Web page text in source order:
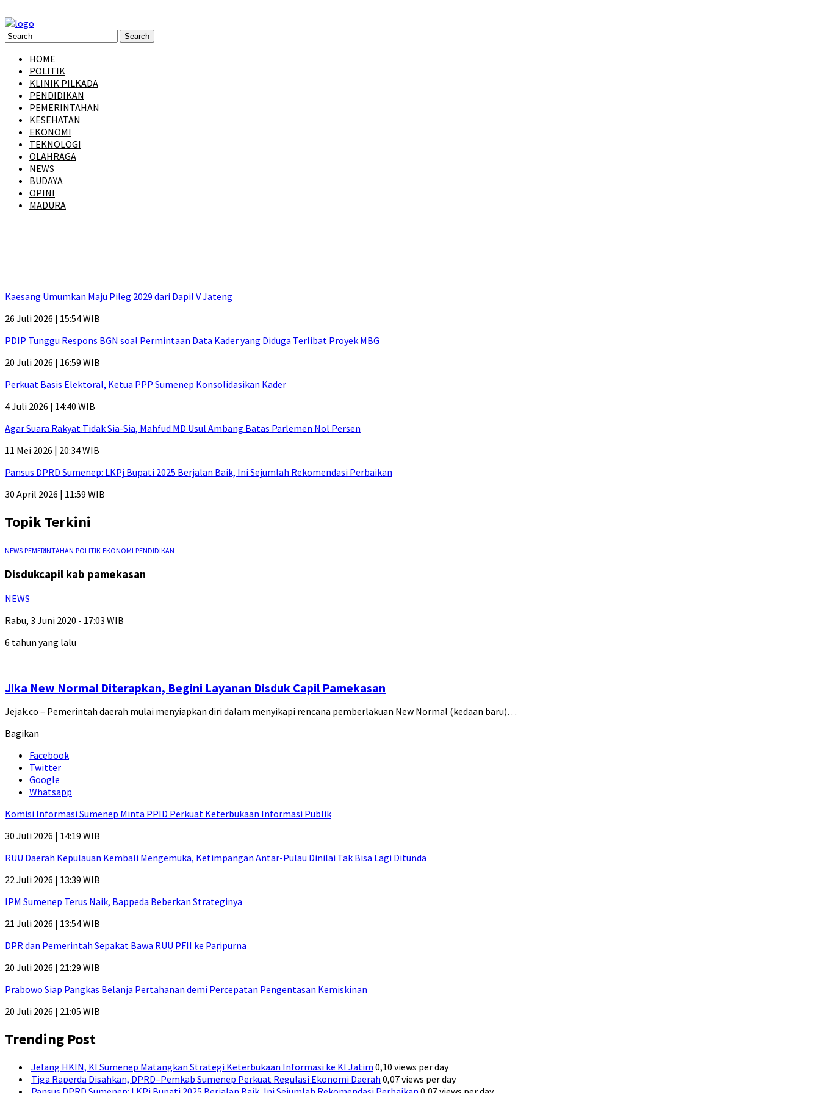
HOME
POLITIK
KLINIK PILKADA
PENDIDIKAN
PEMERINTAHAN
KESEHATAN
EKONOMI
TEKNOLOGI
OLAHRAGA
NEWS
BUDAYA
OPINI
MADURA
Kaesang Umumkan Maju Pileg 2029 dari Dapil V Jateng
26 Juli 2026 | 15:54 WIB
PDIP Tunggu Respons BGN soal Permintaan Data Kader yang Diduga Terlibat Proyek MBG
20 Juli 2026 | 16:59 WIB
Perkuat Basis Elektoral, Ketua PPP Sumenep Konsolidasikan Kader
4 Juli 2026 | 14:40 WIB
Agar Suara Rakyat Tidak Sia-Sia, Mahfud MD Usul Ambang Batas Parlemen Nol Persen
11 Mei 2026 | 20:34 WIB
Pansus DPRD Sumenep: LKPj Bupati 2025 Berjalan Baik, Ini Sejumlah Rekomendasi Perbaikan
30 April 2026 | 11:59 WIB
Topik Terkini
NEWS PEMERINTAHAN POLITIK EKONOMI PENDIDIKAN
Disdukcapil kab pamekasan
NEWS
Rabu, 3 Juni 2020 - 17:03 WIB
6 tahun yang lalu
Jika New Normal Diterapkan, Begini Layanan Disduk Capil Pamekasan
Jejak.co – Pemerintah daerah mulai menyiapkan diri dalam menyikapi rencana pemberlakuan New Normal (kedaan baru)…
Bagikan
Facebook
Twitter
Google
Whatsapp
Komisi Informasi Sumenep Minta PPID Perkuat Keterbukaan Informasi Publik
30 Juli 2026 | 14:19 WIB
RUU Daerah Kepulauan Kembali Mengemuka, Ketimpangan Antar-Pulau Dinilai Tak Bisa Lagi Ditunda
22 Juli 2026 | 13:39 WIB
IPM Sumenep Terus Naik, Bappeda Beberkan Strateginya
21 Juli 2026 | 13:54 WIB
DPR dan Pemerintah Sepakat Bawa RUU PFII ke Paripurna
20 Juli 2026 | 21:29 WIB
Prabowo Siap Pangkas Belanja Pertahanan demi Percepatan Pengentasan Kemiskinan
20 Juli 2026 | 21:05 WIB
Trending Post
Jelang HKIN, KI Sumenep Matangkan Strategi Keterbukaan Informasi ke KI Jatim 0,10 views per day
Tiga Raperda Disahkan, DPRD–Pemkab Sumenep Perkuat Regulasi Ekonomi Daerah 0,07 views per day